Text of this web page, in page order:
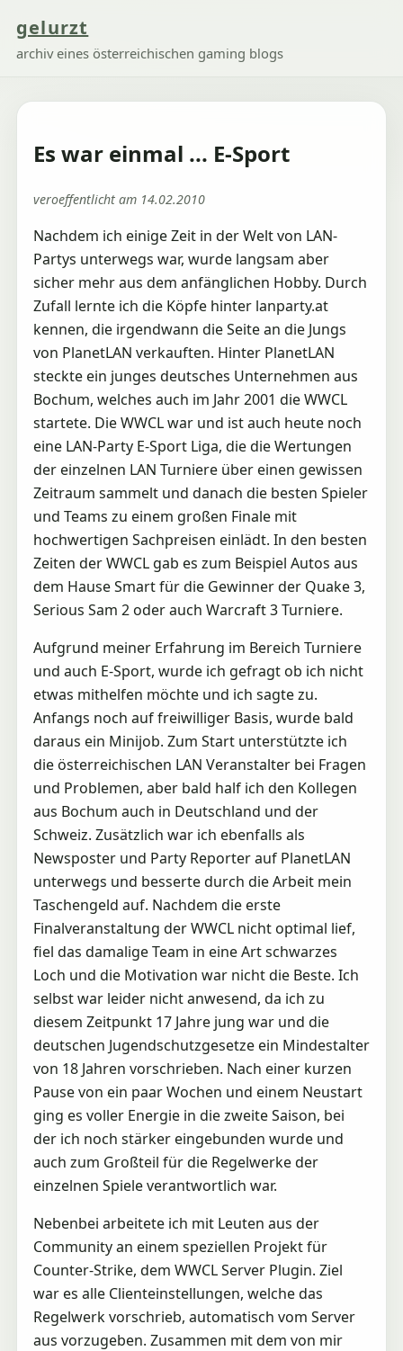
gelurzt
archiv eines österreichischen gaming blogs
Es war einmal ... E-Sport
veroeffentlicht am 14.02.2010
Nachdem ich einige Zeit in der Welt von LAN-
Partys unterwegs war, wurde langsam aber
sicher mehr aus dem anfänglichen Hobby. Durch
Zufall lernte ich die Köpfe hinter lanparty.at
kennen, die irgendwann die Seite an die Jungs
von PlanetLAN verkauften. Hinter PlanetLAN
steckte ein junges deutsches Unternehmen aus
Bochum, welches auch im Jahr 2001 die WWCL
startete. Die WWCL war und ist auch heute noch
eine LAN-Party E-Sport Liga, die die Wertungen
der einzelnen LAN Turniere über einen gewissen
Zeitraum sammelt und danach die besten Spieler
und Teams zu einem großen Finale mit
hochwertigen Sachpreisen einlädt. In den besten
Zeiten der WWCL gab es zum Beispiel Autos aus
dem Hause Smart für die Gewinner der Quake 3,
Serious Sam 2 oder auch Warcraft 3 Turniere.
Aufgrund meiner Erfahrung im Bereich Turniere
und auch E-Sport, wurde ich gefragt ob ich nicht
etwas mithelfen möchte und ich sagte zu.
Anfangs noch auf freiwilliger Basis, wurde bald
daraus ein Minijob. Zum Start unterstützte ich
die österreichischen LAN Veranstalter bei Fragen
und Problemen, aber bald half ich den Kollegen
aus Bochum auch in Deutschland und der
Schweiz. Zusätzlich war ich ebenfalls als
Newsposter und Party Reporter auf PlanetLAN
unterwegs und besserte durch die Arbeit mein
Taschengeld auf. Nachdem die erste
Finalveranstaltung der WWCL nicht optimal lief,
fiel das damalige Team in eine Art schwarzes
Loch und die Motivation war nicht die Beste. Ich
selbst war leider nicht anwesend, da ich zu
diesem Zeitpunkt 17 Jahre jung war und die
deutschen Jugendschutzgesetze ein Mindestalter
von 18 Jahren vorschrieben. Nach einer kurzen
Pause von ein paar Wochen und einem Neustart
ging es voller Energie in die zweite Saison, bei
der ich noch stärker eingebunden wurde und
auch zum Großteil für die Regelwerke der
einzelnen Spiele verantwortlich war.
Nebenbei arbeitete ich mit Leuten aus der
Community an einem speziellen Projekt für
Counter-Strike, dem WWCL Server Plugin. Ziel
war es alle Clienteinstellungen, welche das
Regelwerk vorschrieb, automatisch vom Server
aus vorzugeben. Zusammen mit dem von mir